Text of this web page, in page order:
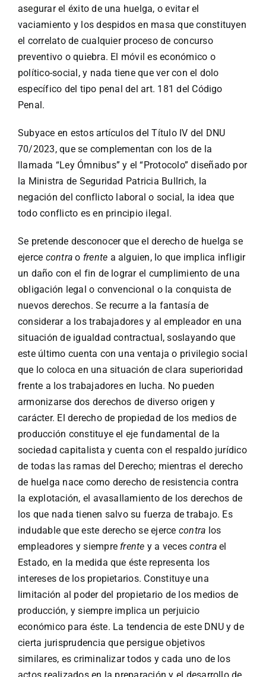
asegurar el éxito de una huelga, o evitar el
vaciamiento y los despidos en masa que constituyen
el correlato de cualquier proceso de concurso
preventivo o quiebra. El móvil es económico o
político-social, y nada tiene que ver con el dolo
específico del tipo penal del art. 181 del Código
Penal.
Subyace en estos artículos del Título IV del DNU
70/2023, que se complementan con los de la
llamada “Ley Ómnibus” y el “Protocolo” diseñado por
la Ministra de Seguridad Patricia Bullrich, la
negación del conflicto laboral o social, la idea que
todo conflicto es en principio ilegal.
Se pretende desconocer que el derecho de huelga se
ejerce contrao frente a alguien, lo que implica infligir
un daño con el fin de lograr el cumplimiento de una
obligación legal o convencional o la conquista de
nuevos derechos. Se recurre a la fantasía de
considerar a los trabajadores y al empleador en una
situación de igualdad contractual, soslayando que
este último cuenta con una ventaja o privilegio social
que lo coloca en una situación de clara superioridad
frente a los trabajadores en lucha. No pueden
armonizarse dos derechos de diverso origen y
carácter. El derecho de propiedad de los medios de
producción constituye el eje fundamental de la
sociedad capitalista y cuenta con el respaldo jurídico
de todas las ramas del Derecho; mientras el derecho
de huelga nace como derecho de resistencia contra
la explotación, el avasallamiento de los derechos de
los que nada tienen salvo su fuerza de trabajo. Es
indudable que este derecho se ejerce contra los
empleadores y siempre frente y a vecescontrael
Estado, en la medida que éste representa los
intereses de los propietarios. Constituye una
limitación al poder del propietario de los medios de
producción, y siempre implica un perjuicio
económico para éste. La tendencia de este DNU y de
cierta jurisprudencia que persigue objetivos
similares, es criminalizar todos y cada uno de los